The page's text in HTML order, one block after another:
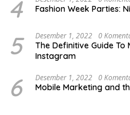
4 Fashion Week Parties:
5 Desember 1, 2022 0
The Definitive Guide To
Instagram
6 Desember 1, 2022 0
Mobile Marketing and